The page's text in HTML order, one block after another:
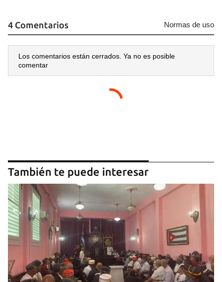
4 Comentarios Normas de uso
Los comentarios están cerrados. Ya no es posible
comentar
También te puede interesar